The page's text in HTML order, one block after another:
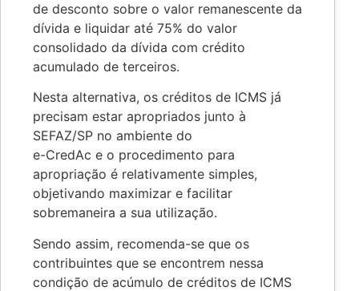
de desconto sobre o valor remanescente da
dívida e liquidar até 75% do valor
consolidado da dívida com crédito
acumulado de terceiros.
Nesta alternativa, os créditos de ICMS já
precisam estar apropriados junto à
SEFAZ/SP no ambiente do
e-CredAc e o procedimento para
apropriação é relativamente simples,
objetivando maximizar e facilitar
sobremaneira a sua utilização.
Sendo assim, recomenda-se que os
contribuintes que se encontrem nessa
condição de acúmulo de créditos de ICMS